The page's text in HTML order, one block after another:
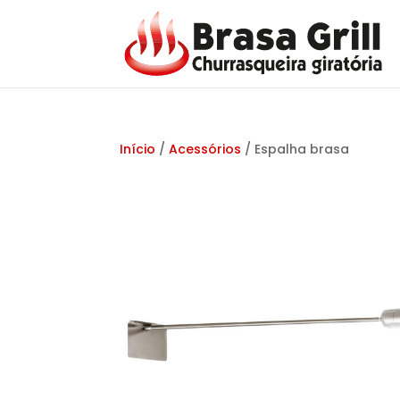
Início /Acessórios / Espalha brasa